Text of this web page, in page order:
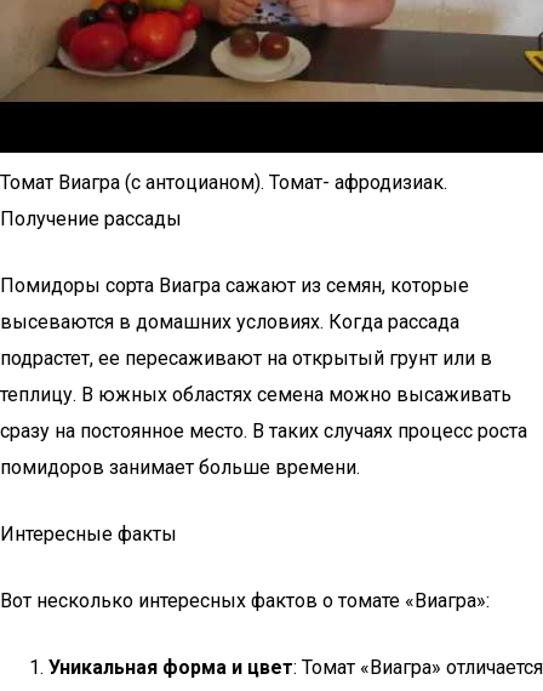
Томат Виагра (с антоцианом). Томат- афродизиак.
Получение рассады
Помидоры сорта Виагра сажают из семян, которые
высеваются в домашних условиях. Когда рассада
подрастет, ее пересаживают на открытый грунт или в
теплицу. В южных областях семена можно высаживать
сразу на постоянное место. В таких случаях процесс роста
помидоров занимает больше времени.
Интересные факты
Вот несколько интересных фактов о томате «Виагра»:
Уникальная форма и цвет: Томат «Виагра» отличается